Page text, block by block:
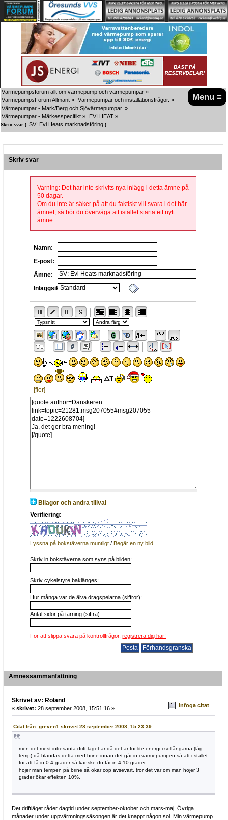
Menu ≡
Värmepumpsforum allt om värmepump och värmepumpar »
VärmepumpsForum Allmänt » Värmepumpar och installationsfrågor. »
Värmepumpar - Mark/Berg och Sjövärmepumpar. »
Värmepumpar - Märkesspecifikt » EVI HEAT »
Skriv svar ( SV: Evi Heats marknadsföring )
Skriv svar
Varning: Det har inte skrivits nya inlägg i detta ämne på
50 dagar.
Om du inte är säker på att du faktiskt vill svara i det här
ämnet, så bör du överväga att istället starta ett nytt
ämne.
Namn:
E-post:
Ämne:
Inläggsikon:
[fler]
Bilagor och andra tillval
Verifiering:
Lyssna på bokstäverna muntligt /Begär en ny bild
Skriv in bokstäverna som syns på bilden:
Skriv cykelstyre baklänges:
Hur många var de älva dragspelarna (siffror):
Antal sidor på tärning (siffra):
För att slippa svara på kontrollfrågor,registrera dig här!
Ämnessammanfattning
Skrivet av: Roland
« skrivet: 28 september 2008, 15:51:16 » Infoga citat
Citat från: greven1 skrivet 28 september 2008, 15:23:39
men det mest intresanta drift läget är då det är för lite energi i solfångarna (låg
temp) då blandas detta med brine innan det går in i värmepumpen så att i stället
för att få in 0-4 grader så kanske du får in 4-10 grader.
höjer man tempen på brine så ökar cop avsevärt. tror det var om man höjer 3
grader ökar effekten 10%.
Det driftläget råder dagtid under september-oktober och mars-maj. Övriga
månader under uppvärmningssäsongen är det knappt någon sol. Min värmepump